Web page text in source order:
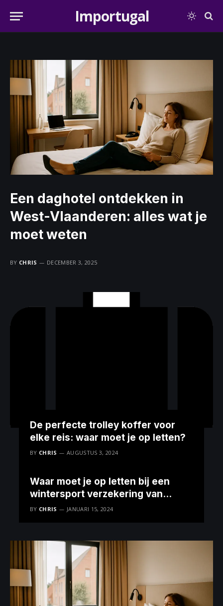
Importugal
Een daghotel ontdekken in
West-Vlaanderen: alles wat je
moet weten
BY CHRIS DECEMBER 3, 2025
De perfecte trolley koffer voor
elke reis: waar moet je op letten?
BY CHRIS AUGUSTUS 3, 2024
Waar moet je op letten bij een
wintersport verzekering van
Univé?
BY CHRIS JANUARI 15, 2024